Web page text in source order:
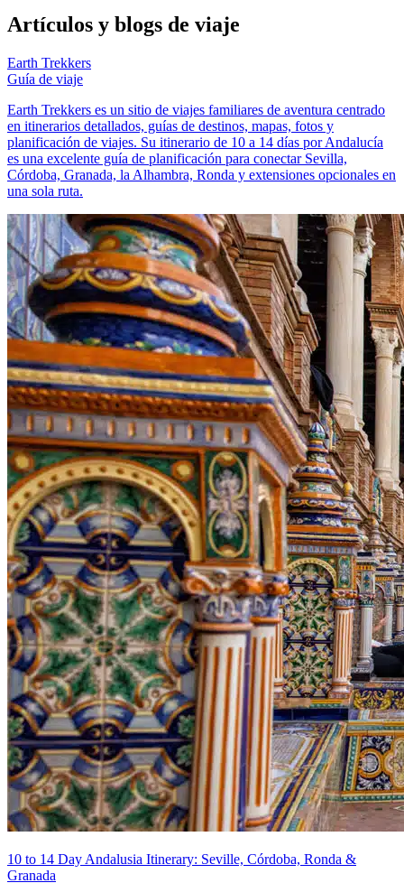
Artículos y blogs de viaje
Earth Trekkers
Guía de viaje
Earth Trekkers es un sitio de viajes familiares de aventura centrado
en itinerarios detallados, guías de destinos, mapas, fotos y
planificación de viajes. Su itinerario de 10 a 14 días por Andalucía
es una excelente guía de planificación para conectar Sevilla,
Córdoba, Granada, la Alhambra, Ronda y extensiones opcionales en
una sola ruta.
10 to 14 Day Andalusia Itinerary: Seville, Córdoba, Ronda &
Granada